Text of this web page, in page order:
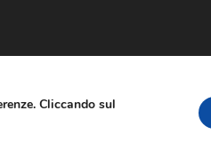
Cliccando sul